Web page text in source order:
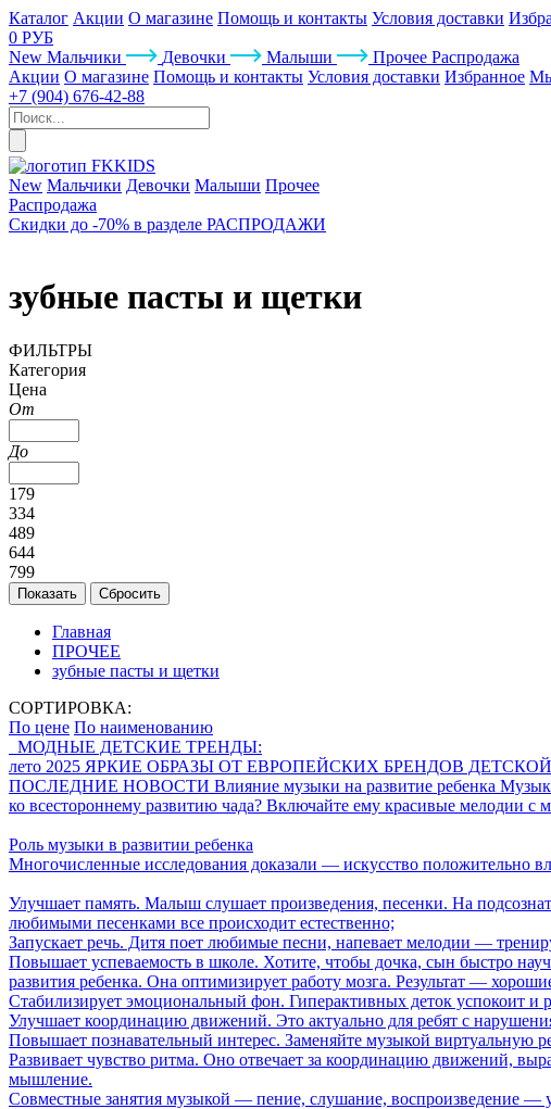
Каталог Акции О магазине Помощь и контакты Условия доставки
0 РУБ
New Мальчики Девочки Малыши Прочее Распродажа
Акции О магазине Помощь и контакты Условия доставки Избранное
+7 (904) 676-42-88
New Мальчики Девочки Малыши Прочее
Распродажа
Скидки до -70% в разделе РАСПРОДАЖИ
зубные пасты и щетки
ФИЛЬТРЫ
Категория
Цена
От
До
179
334
489
644
799
Главная
ПРОЧЕЕ
зубные пасты и щетки
СОРТИРОВКА:
По цене По наименованию
МОДНЫЕ ДЕТСКИЕ ТРЕНДЫ:
лето 2025 ЯРКИЕ ОБРАЗЫ ОТ ЕВРОПЕЙСКИХ БРЕНДОВ
ПОСЛЕДНИЕ НОВОСТИ Влияние музыки на развитие ребенка
ко всестороннему развитию чада? Включайте ему красивые мелодии с
Роль музыки в развитии ребенка
Многочисленные исследования доказали ― искусство положительно
Улучшает память. Малыш слушает произведения, песенки. На
любимыми песенками все происходит естественно;
Запускает речь. Дитя поет любимые песни, напевает мелодии —
Повышает успеваемость в школе. Хотите, чтобы дочка, сын быстро
развития ребенка. Она оптимизирует работу мозга. Результат —
Стабилизирует эмоциональный фон. Гиперактивных деток успокоит и
Улучшает координацию движений. Это актуально для ребят с
Повышает познавательный интерес. Заменяйте музыкой виртуальную
Развивает чувство ритма. Оно отвечает за координацию движений,
мышление.
Совместные занятия музыкой — пение, слушание, воспроизведение —